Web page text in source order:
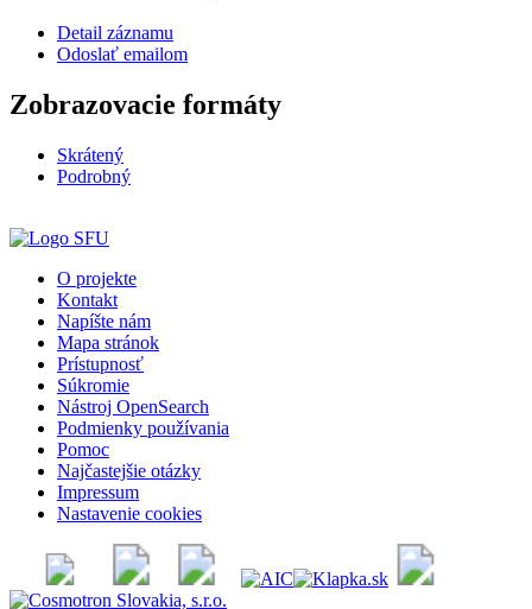
Detail záznamu
Odoslať emailom
Zobrazovacie formáty
Skrátený
Podrobný
O projekte
Kontakt
Napíšte nám
Mapa stránok
Prístupnosť
Súkromie
Nástroj OpenSearch
Podmienky používania
Pomoc
Najčastejšie otázky
Impressum
Nastavenie cookies